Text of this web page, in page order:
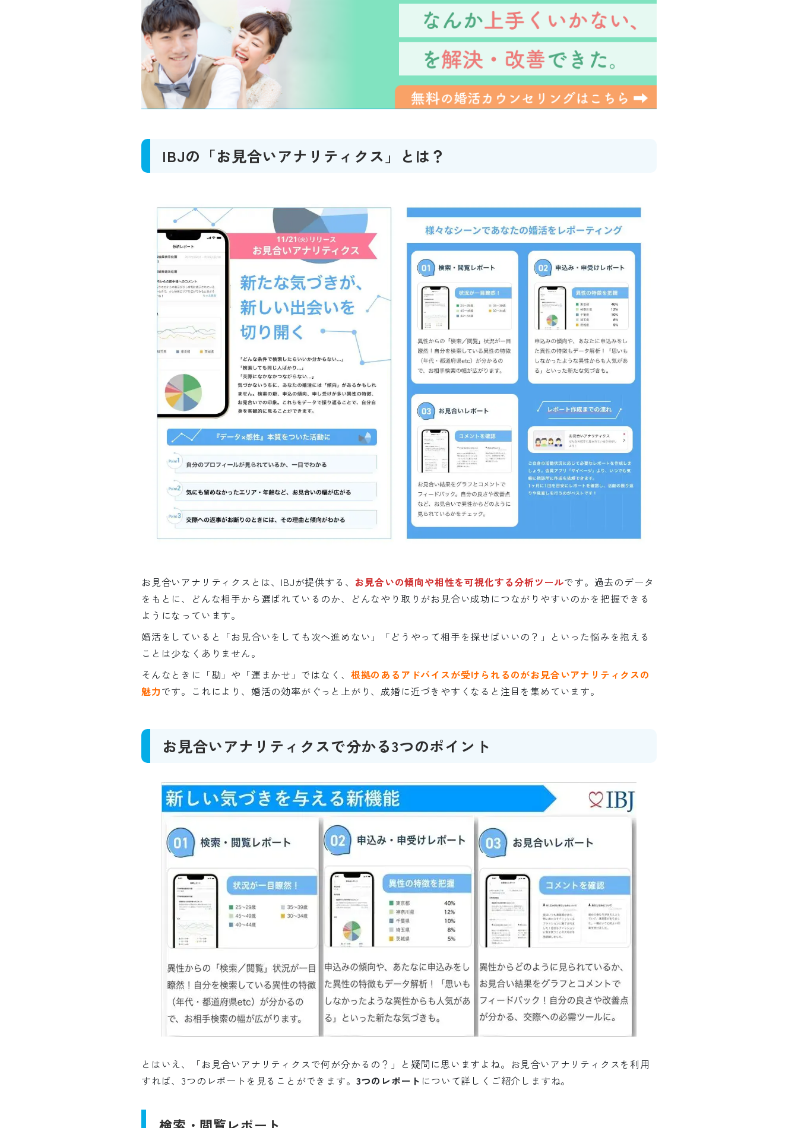
IBJの「お見合いアナリティクス」とは？
お見合いアナリティクスとは、IBJが提供する、 お見合いの傾向や相性を可視化する分析ツールです。過去のデータ
をもとに、どんな相手から選ばれているのか、どんなやり取りがお見合い成功につながりやすいのかを把握できる
ようになっています。
婚活をしていると「お見合いをしても次へ進めない」「どうやって相手を探せばいいの？」といった悩みを抱える
ことは少なくありません。
そんなときに「勘」や「運まかせ」ではなく、 根拠のあるアドバイスが受けられるのがお見合いアナリティクスの
魅力です。これにより、婚活の効率がぐっと上がり、成婚に近づきやすくなると注目を集めています。
お見合いアナリティクスで分かる3つのポイント
とはいえ、「お見合いアナリティクスで何が分かるの？」と疑問に思いますよね。お見合いアナリティクスを利用
すれば、3つのレポートを見ることができます。 3つのレポート について詳しくご紹介しますね。
検索・閲覧レポート